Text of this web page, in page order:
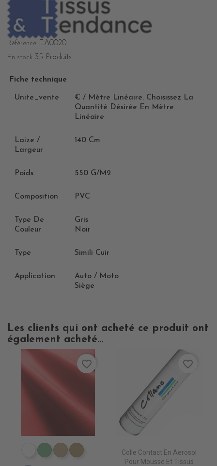
Référence EA0020
En stock 35 Produits
Fiche technique
Unite_vente
€ / Mètre Linéaire. Choisissez La
Quantité Désirée En Mètre
Linéaire
Laize /
Largeur
140 Cm
Poids 550 G/m2
Composition PVC
Type De
Couleur
Gris
Noir
Type Simili Cuir
Application
Auto / Moto
Siège
Les clients qui ont acheté ce produit ont
également acheté...
EN3000 NEIGE
EN3010 TURQUOISE
EN3020 FICELLE
EN3030 LIN
favorite_border
Colle Contact En Aerosol
Pour Mousse Et Tissus
favorite_border